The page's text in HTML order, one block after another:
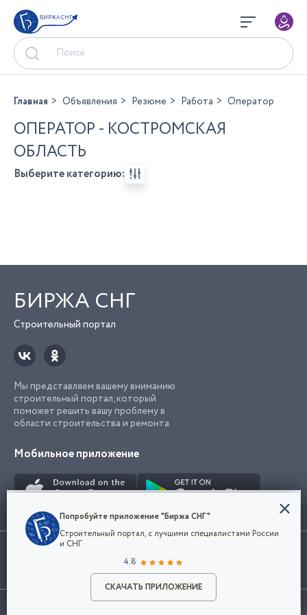
БИРЖА СНГ
Разместить объявление
Главная Объявления Резюме Работа Оператор
ОПЕРАТОР - КОСТРОМСКАЯ
ОБЛАСТЬ
Выберите категорию:
БИРЖА СНГ
Строительный портал
Мы представляем вашему вниманию
строительный портал, который
поможет решить вашу проблему в
области строительства и ремонта.
Мобильное приложение
Использование сайта, в том числе подача объявлений, означает
марки представленные на сайте являются собственностью их
©2026Биржа СНГ
Конфиденциальность
Мы используем файлы cookie, чтобы сделать
наш сайт удобным для каждого
Политикой конфиденциальности компании
и принимаете условия использования cookie.
Попробуйте приложение "Биржа СНГ"
Строительный портал, с лучшими специалистами России
и СНГ
4.8
СКАЧАТЬ ПРИЛОЖЕНИЕ